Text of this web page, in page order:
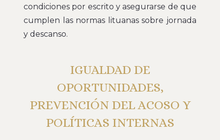
condiciones por escrito y asegurarse de que
cumplen las normas lituanas sobre jornada
y descanso.
IGUALDAD DE
OPORTUNIDADES,
PREVENCIÓN DEL ACOSO Y
POLÍTICAS INTERNAS